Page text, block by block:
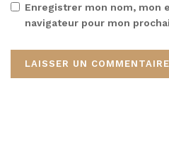
Enregistrer mon nom, mon
navigateur pour mon